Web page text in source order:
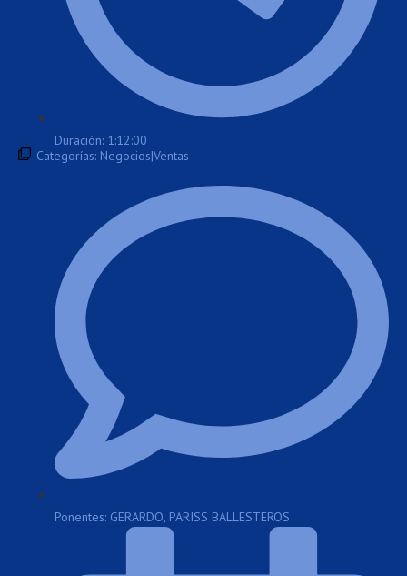
Duración: 1:12:00
Categorías: Negocios|Ventas
Ponentes: GERARDO, PARISS BALLESTEROS